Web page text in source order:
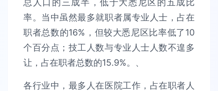
总人口的三成半，低于大悉尼区的五成比
率。当中虽然最多就职者属专业人士，占在
职者总数的16%，但较大悉尼区比率低了10
个百分点；技工人数与专业人士人数不遑多
让，占在职者总数的15.9%。、
各行业中，最多人在医院工作，占在职者人